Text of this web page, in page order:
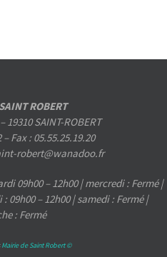
ROBERT
SAINT-ROBERT
– Fax : 05.55.25.19.20
robert@wanadoo.fr
09h00 – 12h00 | mercredi : Fermé |
09h00 – 12h00 | samedi : Fermé |
: Fermé
Mairie de Saint Robert ©